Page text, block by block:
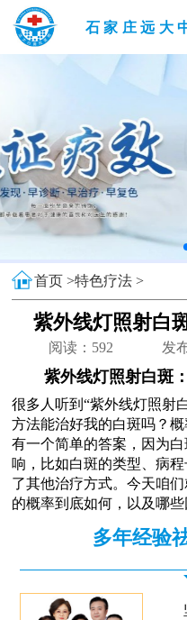
石家庄远大
首页 >特色疗法 >
紫外线灯照射白
阅读： 592 发
紫外线灯照射白斑
很多人听到“紫外线灯照射
方法能治好我的白斑吗？
有一个简单的答案，因为
响，比如白斑的类型、病
了其他治疗方式。今天咱
的概率到底如何，以及哪些
多年经验